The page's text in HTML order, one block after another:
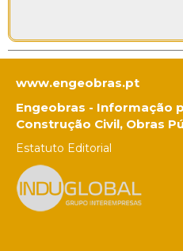
www.engeobras.pt
Engeobras - Informação
Construção Civil, Obras
Estatuto Editorial